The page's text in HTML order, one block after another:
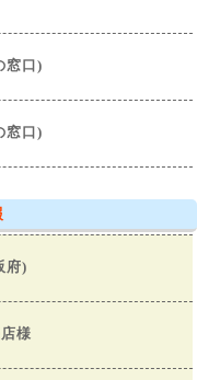
窓口)
窓口)
府)
様